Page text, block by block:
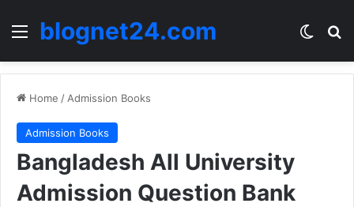
Menublognet24.com
Home / Admission Books
Admission Books
Bangladesh All University
Admission Question Bank